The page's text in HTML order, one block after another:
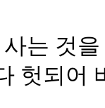
는 것
헛되어